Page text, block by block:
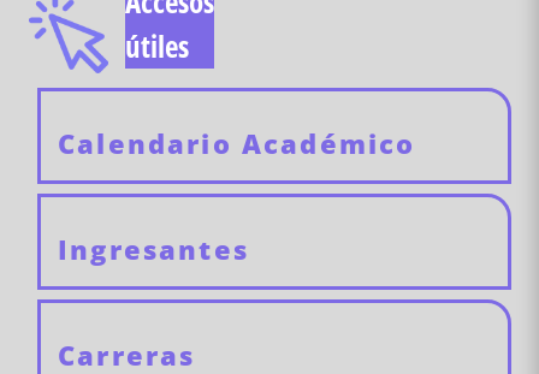
útiles
Calendario Académico
Ingresantes
Carreras